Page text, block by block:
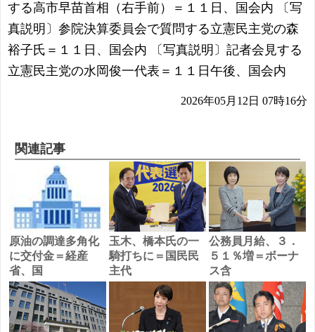
する高市早苗首相（右手前）＝１１日、国会内 〔写
真説明〕参院決算委員会で質問する立憲民主党の森
裕子氏＝１１日、国会内 〔写真説明〕記者会見する
立憲民主党の水岡俊一代表＝１１日午後、国会内
2026年05月12日 07時16分
関連記事
原油の調達多角化
に交付金＝経産
省、国
玉木、橋本氏の一
騎打ちに＝国民民
主代
公務員月給、３．
５１％増＝ボーナ
ス含